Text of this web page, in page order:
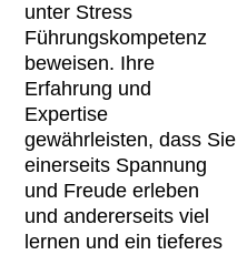
unter Stress
Führungskompetenz
beweisen. Ihre
Erfahrung und
Expertise
gewährleisten, dass Sie
einerseits Spannung
und Freude erleben
und andererseits viel
lernen und ein tieferes